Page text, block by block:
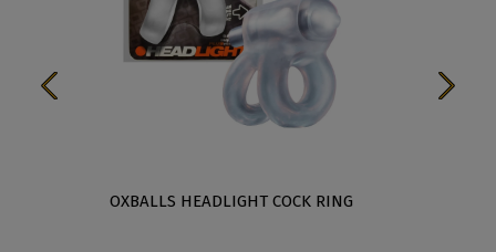
OXBALLS HEADLIGHT COCK RING